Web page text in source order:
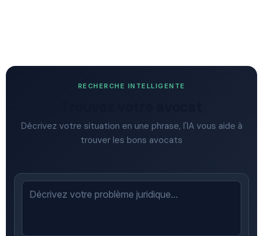
RECHERCHE INTELLIGENTE
Décrivez votre situation en une phrase, l'IA vous aide à
trouver les bons avocats